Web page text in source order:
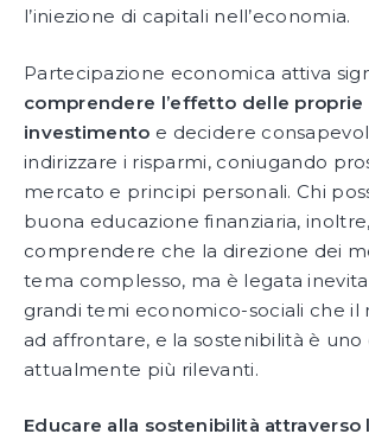
l’iniezione di capitali nell’economia.
Partecipazione economica attiva
comprendere l’effetto delle proprie
investimento e decidere
indirizzare i risparmi, coniugando
mercato e principi personali. Chi
buona educazione finanziaria,
comprendere che la direzione dei
tema complesso, ma è legata
grandi temi economico-sociali che il
ad affrontare, e la sostenibilità è uno
attualmente più rilevanti.
Educare alla sostenibilità attraverso